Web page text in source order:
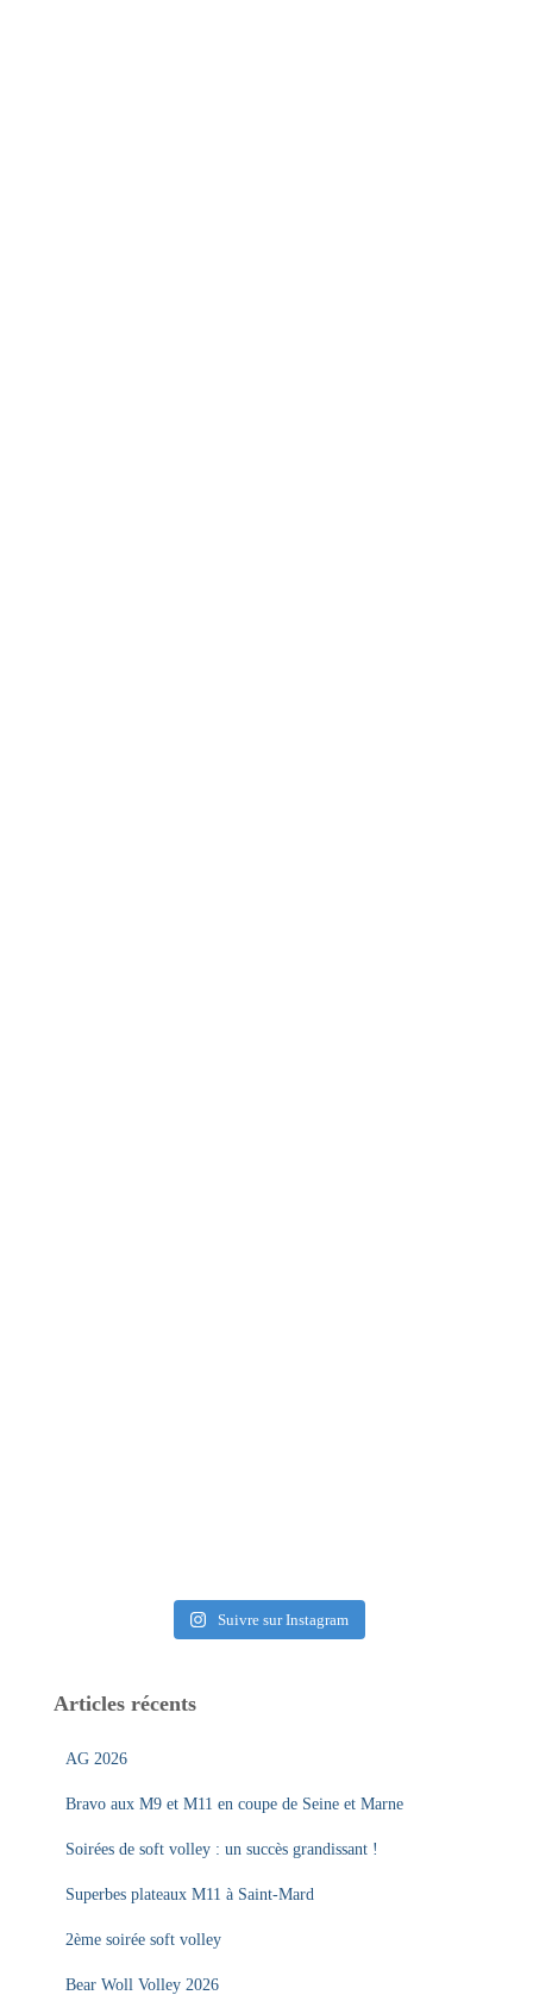
Suivre sur Instagram
Articles récents
AG 2026
Bravo aux M9 et M11 en coupe de Seine et Marne
Soirées de soft volley : un succès grandissant !
Superbes plateaux M11 à Saint-Mard
2ème soirée soft volley
Bear Woll Volley 2026